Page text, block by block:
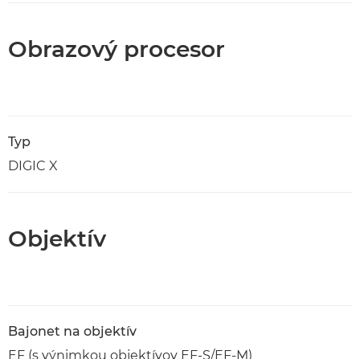
Obrazový procesor
Typ
DIGIC X
Objektív
Bajonet na objektív
EF (s výnimkou objektívov EF-S/EF-M)